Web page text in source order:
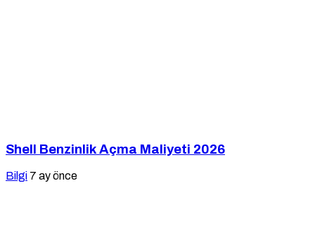
Shell Benzinlik Açma Maliyeti 2026
Bilgi 7 ay önce